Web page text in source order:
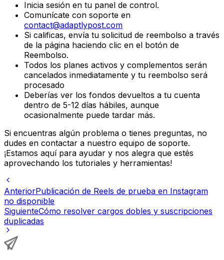
Inicia sesión en tu panel de control.
Comunícate con soporte en
contact@adaptlypost.com
Si calificas, envía tu solicitud de reembolso a través
de la página haciendo clic en el botón de
Reembolso.
Todos los planes activos y complementos serán
cancelados inmediatamente y tu reembolso será
procesado
Deberías ver los fondos devueltos a tu cuenta
dentro de 5-12 días hábiles, aunque
ocasionalmente puede tardar más.
Si encuentras algún problema o tienes preguntas, no
dudes en contactar a nuestro equipo de soporte.
¡Estamos aquí para ayudar y nos alegra que estés
aprovechando los tutoriales y herramientas!
AnteriorPublicación de Reels de prueba en Instagram
no disponible
SiguienteCómo resolver cargos dobles y suscripciones
duplicadas